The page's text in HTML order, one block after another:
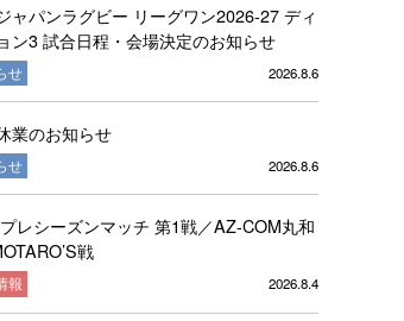
ャパンラグビー リーグワン2026-27 ディ
ン3 試合日程・会場決定のお知らせ
せ 2026.8.6
業のお知らせ
せ 2026.8.6
レシーズンマッチ 第1戦／AZ-COM丸和
戦
報 2026.8.4